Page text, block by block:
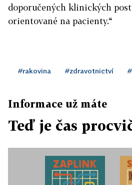
doporučených klinických
orientované na pacienty.“
#rakovina #zdravotnictví
Informace už máte
Teď je čas